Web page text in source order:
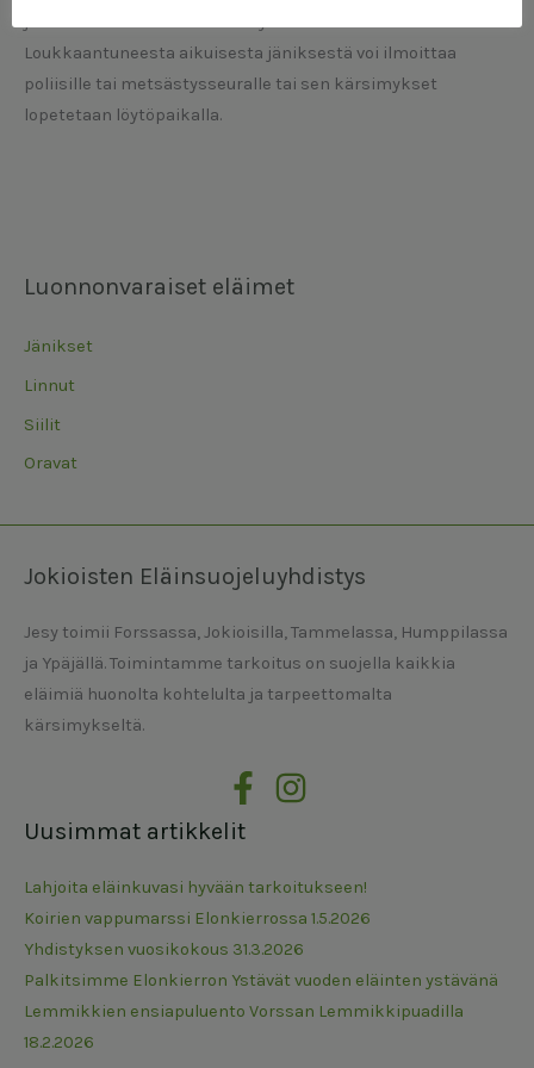
Luonnonvaraiset eläimet
Jänikset
Linnut
Siilit
Oravat
Loukkaantuneesta aikuisesta jäniksestä voi ilmoittaa
poliisille tai metsästysseuralle tai sen kärsimykset
lopetetaan löytöpaikalla.
Jokioisten Eläinsuojeluyhdistys
Jesy toimii Forssassa, Jokioisilla, Tammelassa, Humppilassa
ja Ypäjällä. Toimintamme tarkoitus on suojella kaikkia
eläimiä huonolta kohtelulta ja tarpeettomalta
kärsimykseltä.
Uusimmat artikkelit
Lahjoita eläinkuvasi hyvään tarkoitukseen!
Koirien vappumarssi Elonkierrossa 1.5.2026
Yhdistyksen vuosikokous 31.3.2026
Palkitsimme Elonkierron Ystävät vuoden eläinten ystävänä
Lemmikkien ensiapuluento Vorssan Lemmikkipuadilla
18.2.2026